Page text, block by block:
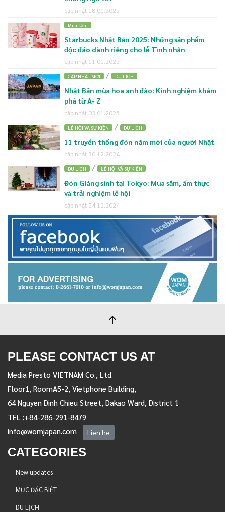
cập nhật 18.01.2025
Mua sắm
Starbucks Nhật Bản 2025: Những sản phẩm
độc đáo dành riêng cho lễ Tình nhân
cập nhật 11.01.2025
CẬP NHẬT MỚI / DU LỊCH
Nhật Bản mùa hoa anh đào: Kinh nghiệm khám
phá từ A- Z
cập nhật 03.01.2025
LỄ HỘI VÀ SỰ KIỆN / DU LỊCH
11 truyền thống đón năm mới của người Nhật
cập nhật 30.12.2024
DU LỊCH / LỄ HỘI VÀ SỰ KIỆN
Đón Giáng sinh tại Tokyo: Mua sắm, ẩm thực
và trải nghiệm lễ hội
cập nhật 24.12.2024
PLEASE CONTACT US AT
Media Presto VIETNAM Co., Ltd.
Floor1, RoomA5-2, Vietphone Building,
64 Nguyen Dinh Chieu Street, Dakao Ward, District 1
TEL :+84-286-291-8479
info@womjapan.com
Lien he
CATEGORIES
New updates
MỤC ĐẶC BIỆT
DU LỊCH